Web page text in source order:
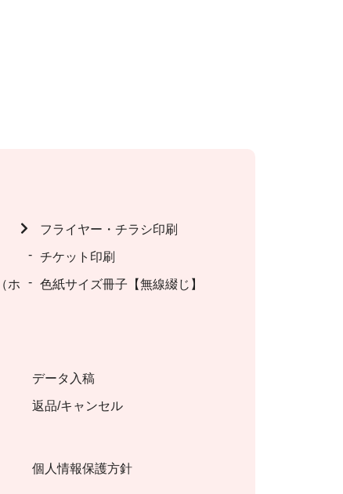
フライヤー・チラシ印刷
チケット印刷
ホ
色紙サイズ冊子【無線綴じ】
データ入稿
返品/キャンセル
個人情報保護方針